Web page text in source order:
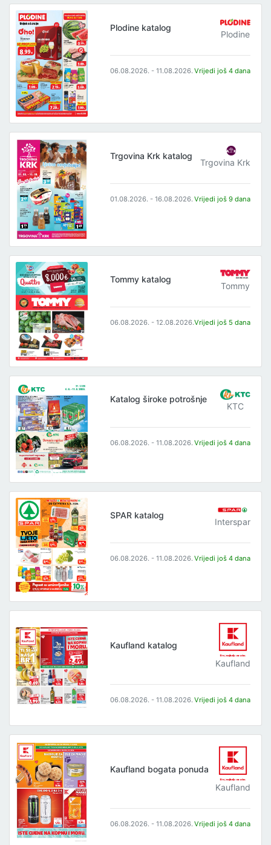
Plodine katalog
Plodine
06.08.2026. - 11.08.2026. Vrijedi još 4 dana
Trgovina Krk katalog
Trgovina Krk
01.08.2026. - 16.08.2026. Vrijedi još 9 dana
Tommy katalog
Tommy
06.08.2026. - 12.08.2026.Vrijedi još 5 dana
Katalog široke potrošnje
KTC
06.08.2026. - 11.08.2026. Vrijedi još 4 dana
SPAR katalog
Interspar
06.08.2026. - 11.08.2026. Vrijedi još 4 dana
Kaufland katalog
Kaufland
06.08.2026. - 11.08.2026. Vrijedi još 4 dana
Kaufland bogata ponuda
Kaufland
06.08.2026. - 11.08.2026. Vrijedi još 4 dana